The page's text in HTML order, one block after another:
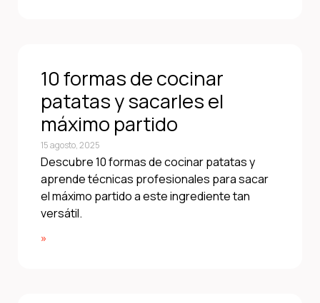
10 formas de cocinar
patatas y sacarles el
máximo partido
15 agosto, 2025
Descubre 10 formas de cocinar patatas y
aprende técnicas profesionales para sacar
el máximo partido a este ingrediente tan
versátil.
»